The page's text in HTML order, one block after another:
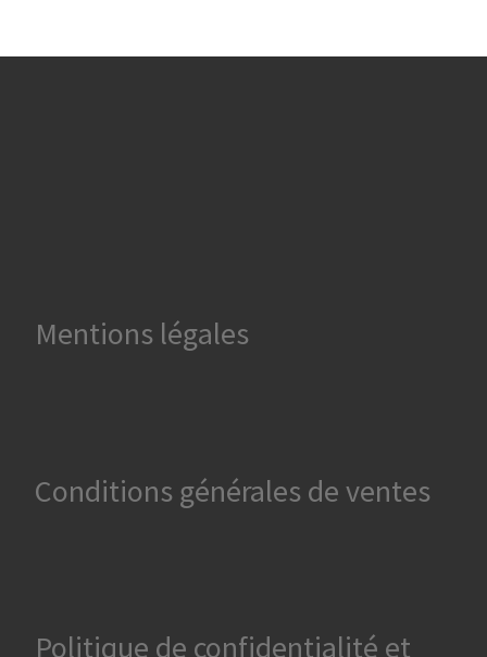
Mentions légales
Conditions générales de ventes
Politique de confidentialité et